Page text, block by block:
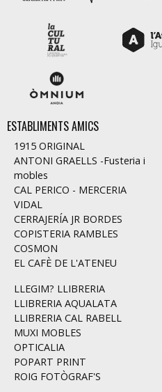
ESTABLIMENTS AMICS
1915 ORIGINAL
ANTONI GRAELLS -Fusteria i
mobles
CAL PERICO - MERCERIA
VIDAL
CERRAJERÍA JR BORDES
COPISTERIA RAMBLES
COSMON
EL CAFÈ DE L'ATENEU
LLEGIM? LLIBRERIA
LLIBRERIA AQUALATA
LLIBRERIA CAL RABELL
MUXI MOBLES
OPTICALIA
POPART PRINT
ROIG FOTÒGRAF'S